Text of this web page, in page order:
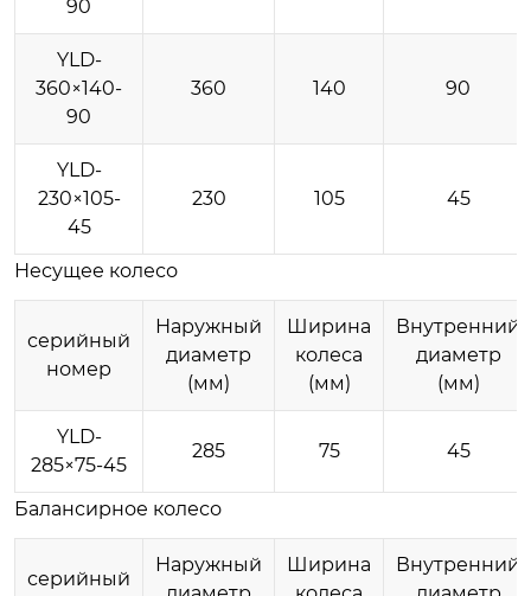
90
YLD-
360×140-
90
360 140 90
YLD-
230×105-
45
230 105 45
Несущее колесо
серийный
номер
Наружный
диаметр
(мм)
Ширина
колеса
(мм)
Внутренний
диаметр
(мм)
YLD-
285×75-45
285 75 45
Балансирное колесо
серийный
Наружный
Ширина
Внутренний